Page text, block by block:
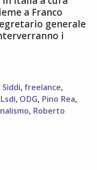
a Franco
generale
i
Siddi, freelance,
Lsdi, ODG, Pino Rea,
, Roberto